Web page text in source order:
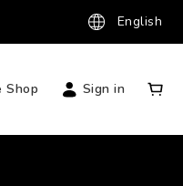
English
Shop Sign in